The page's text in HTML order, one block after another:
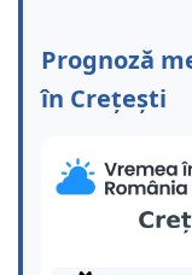
Prognoză
în Crețești